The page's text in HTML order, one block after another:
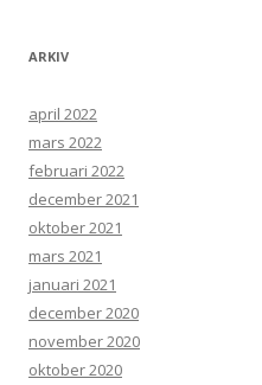
ARKIV
april 2022
mars 2022
februari 2022
december 2021
oktober 2021
mars 2021
januari 2021
december 2020
november 2020
oktober 2020